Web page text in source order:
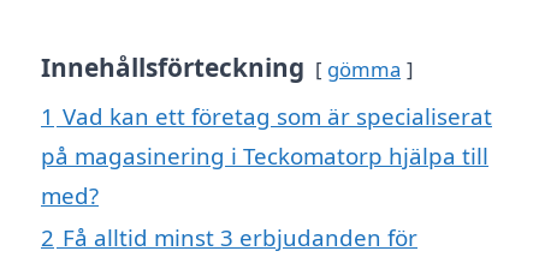
Innehållsförteckning gömma
1 Vad kan ett företag som är specialiserat
på magasinering i Teckomatorp hjälpa till
med?
2 Få alltid minst 3 erbjudanden för